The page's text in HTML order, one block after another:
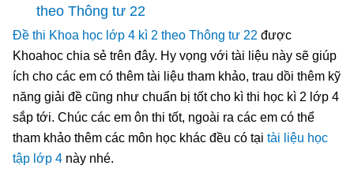
theo Thông tư 22
Đề thi Khoa học lớp 4 kì 2 theo Thông tư 22 được
Khoahoc chia sẻ trên đây. Hy vọng với tài liệu này sẽ giúp
ích cho các em có thêm tài liệu tham khảo, trau dồi thêm kỹ
năng giải đề cũng như chuẩn bị tốt cho kì thi học kì 2 lớp 4
sắp tới. Chúc các em ôn thi tốt, ngoài ra các em có thể
tham khảo thêm các môn học khác đều có tại tài liệu học
tập lớp 4 này nhé.